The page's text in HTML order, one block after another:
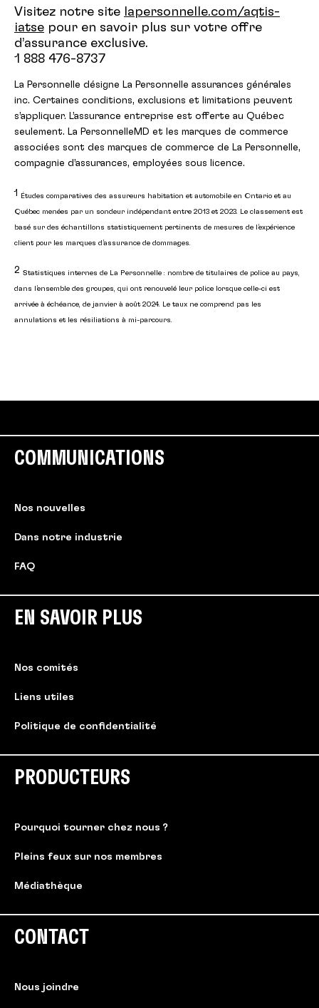
Visitez notre site
lapersonnelle.com/aqtis-
iatse pour en savoir plus sur votre offre
d’assurance exclusive.
1 888 476-8737
La Personnelle désigne La Personnelle assurances générales
inc. Certaines conditions, exclusions et limitations peuvent
s’appliquer. L’assurance entreprise est offerte au Québec
seulement. La PersonnelleMD et les marques de commerce
associées sont des marques de commerce de La Personnelle,
compagnie d’assurances, employées sous licence.
1 Études comparatives des assureurs habitation et automobile en Ontario et au
Québec menées par un sondeur indépendant entre 2013 et 2023. Le classement est
basé sur des échantillons statistiquement pertinents de mesures de l’expérience
client pour les marques d’assurance de dommages.
2 Statistiques internes de La Personnelle : nombre de titulaires de police au pays,
dans l’ensemble des groupes, qui ont renouvelé leur police lorsque celle-ci est
arrivée à échéance, de janvier à août 2024. Le taux ne comprend pas les
annulations et les résiliations à mi-parcours.
COMMUNICATIONS
Nos nouvelles
Dans notre industrie
FAQ
EN SAVOIR PLUS
Nos comités
Liens utiles
Politique de confidentialité
PRODUCTEURS
Pourquoi tourner chez nous ?
Pleins feux sur nos membres
Médiathèque
CONTACT
Nous joindre